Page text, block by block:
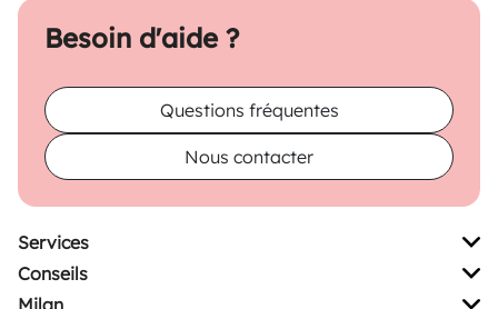
Besoin d'aide ?
Questions fréquentes
Nous contacter
Services
Conseils